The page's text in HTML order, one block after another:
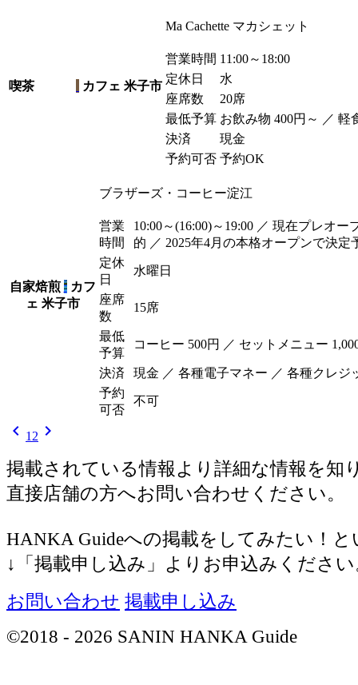
喫茶 カフェ 米子市
Ma Cachette マカシェット
営業時間 11:00～18:00
定休日
水
座席数
20席
最低予算 お飲み物 400円 ～ ／ 軽
決済
現金
予約可否 予約OK
自家焙煎
カフ
ェ 米子市
ブラザーズ・コーヒー淀江
営業
時間
10:00～(16:00)～19:00 ／ 現在プレオ
的 ／ 2025年4月の本格オープンで決定
定休
日
水曜日
座席
数
15席
最低
予算
コーヒー 500円 ／ セットメニュー
決済
現金 ／ 各種電子マネー ／ 各種クレジ
予約
可否
不可
chevron_left 12 chevron_right
掲載されている情報より詳細な情報を知
直接店舗の方へお問い合わせください。
HANKA Guideへの掲載をしてみたい！と
↓「掲載申し込み」よりお申込みくださ
お問い合わせ 掲載申し込み
©2018 - 2026 SANIN HANKA Guide